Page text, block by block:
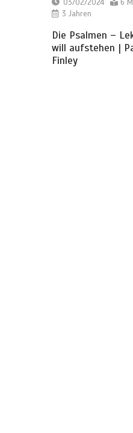
03/02/2024
6
3 Jahren
Die Psalmen –
will aufstehen |
Finley